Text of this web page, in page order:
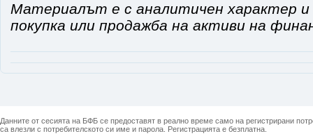
Материалът е с аналитичен характер и
покупка или продажба на активи на
Данните от сесията на БФБ се предоставят в реално време само на регистрирани
са влезли с потребителското си име и парола. Регистрацията е безплатна.